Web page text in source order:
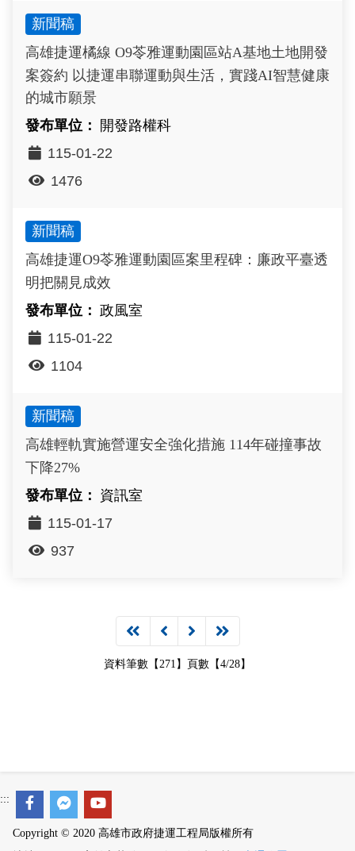
新聞稿
高雄捷運橘線 O9苓雅運動園區站A基地土地開發
案簽約 以捷運串聯運動與生活，實踐AI智慧健康
的城市願景
開發路權科
115-01-22
1476
新聞稿
高雄捷運O9苓雅運動園區案里程碑：廉政平臺透
明把關見成效
政風室
115-01-22
1104
新聞稿
高雄輕軌實施營運安全強化措施 114年碰撞事故
下降27%
資訊室
115-01-17
937
資料筆數【271】頁數【4/28】
:::
Copyright © 2020 高雄市政府捷運工程局版權所有